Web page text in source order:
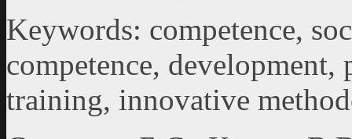
Keywords: competence,
competence,
training, innovative